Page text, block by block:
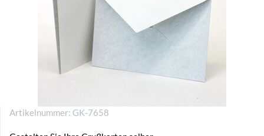
Artikelnummer: GK-7658